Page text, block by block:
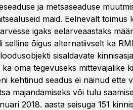
ja metsaseaduse
maid. Eelnevalt toimus
igaks eelarveaastaks
selline õigus alternatiivselt ka
sisaldavate
oma tegevuseks mittevajalike
kehtinud seadus ei näinud ette
majandamiseks või tulu
2018. aasta seisuga 151